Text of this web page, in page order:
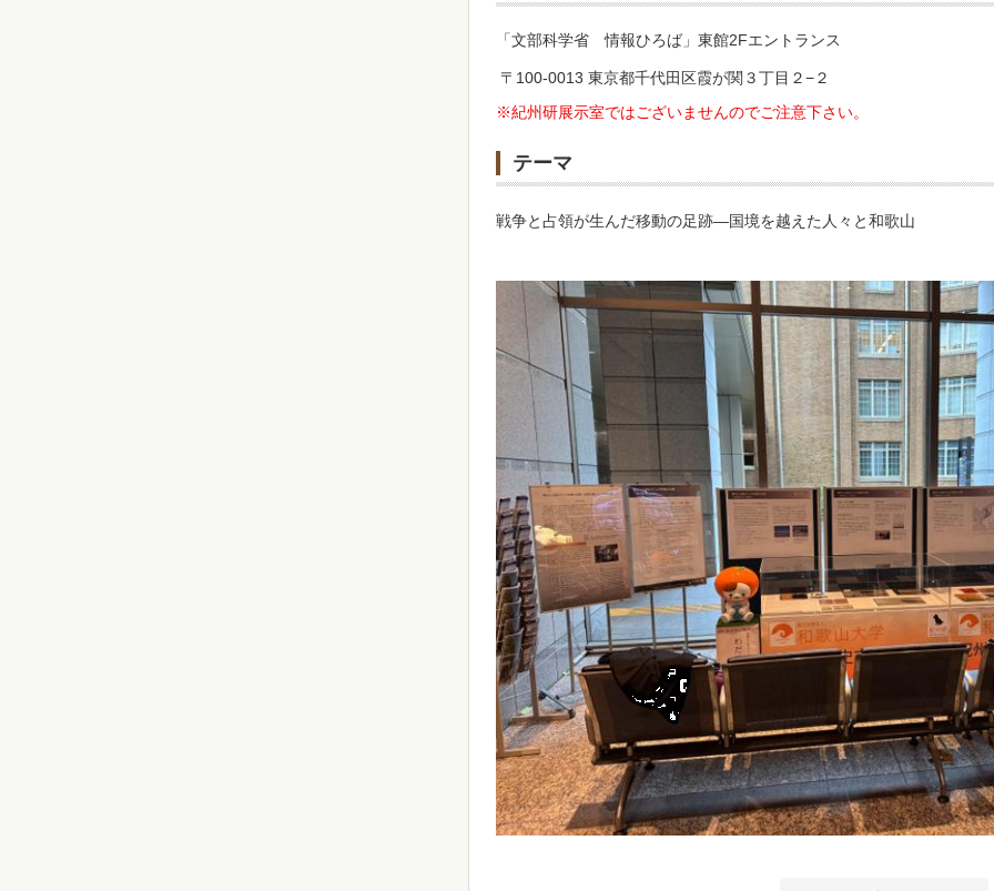
「文部科学省 情報ひろば」東館2Fエントランス
〒100-0013 東京都千代田区霞が関３丁目２−２
※紀州研展示室ではございませんのでご注意下さい。
テーマ
戦争と占領が生んだ移動の足跡―国境を越えた人々と和歌山